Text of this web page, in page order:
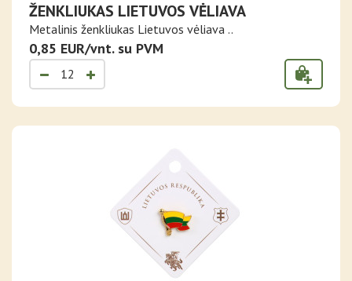
ŽENKLIUKAS LIETUVOS VĖLIAVA
Metalinis ženkliukas Lietuvos vėliava ..
0,85 EUR/vnt. su PVM